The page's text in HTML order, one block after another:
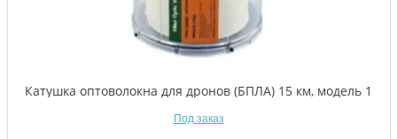
Катушка оптоволокна для дронов (БПЛА) 15 км, модель 1
Под заказ